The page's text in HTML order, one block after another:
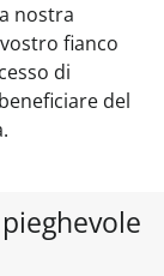
nostra
fianco
di
del